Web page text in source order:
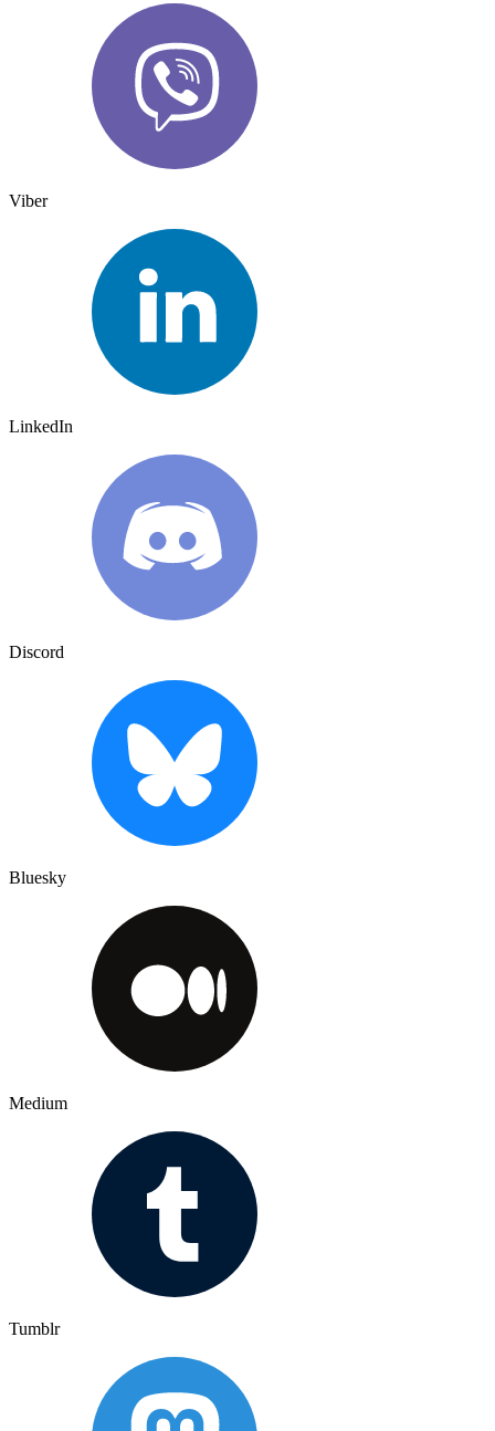
Viber
LinkedIn
Discord
Bluesky
Medium
Tumblr